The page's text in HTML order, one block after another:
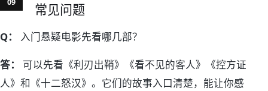
常见问题
Q： 入门悬疑电影先看哪几部？
答：
可以先看《利刃出鞘》《看不见的客人》《控方证
人》和《十二怒汉》。它们的故事入口清楚，能让你感